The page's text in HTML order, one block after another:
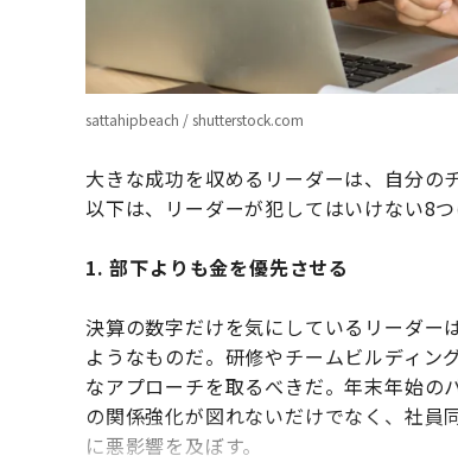
sattahipbeach / shutterstock.com
大きな成功を収めるリーダーは、自分の
以下は、リーダーが犯してはいけない8つ
1. 部下よりも金を優先させる
決算の数字だけを気にしているリーダー
ようなものだ。研修やチームビルディン
なアプローチを取るべきだ。年末年始の
の関係強化が図れないだけでなく、社
に悪影響を及ぼす。